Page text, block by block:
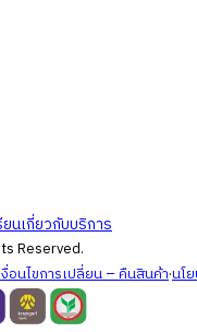
นเกี่ยวกับบริการ
Reserved.
อนไขการเปลี่ยน – คืนสินค้า·นโ